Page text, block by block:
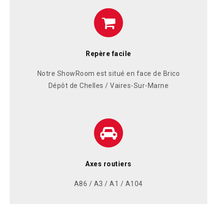
Repère facile
Notre ShowRoom est situé en face de Brico
Dépôt de Chelles / Vaires-Sur-Marne
Axes routiers
A86 / A3 / A1 / A104